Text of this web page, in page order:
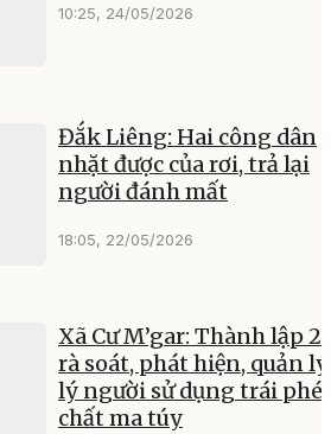
10:25, 24/05/2026
Đắk Liêng: Hai công dân
nhặt được của rơi, trả lại
người đánh mất
18:05, 22/05/2026
Xã Cư M’gar: Thành lập
rà soát, phát hiện, quản
lý người sử dụng trái
chất ma túy